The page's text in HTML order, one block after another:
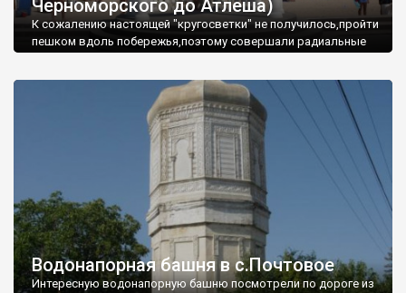
Черноморского до Атлеша)
К сожалению настоящей "кругосветки" не получилось,пройти
пешком вдоль побережья,поэтому совершали радиальные
Водонапорная башня в с.Почтовое
Интересную водонапорную башню посмотрели по дороге из